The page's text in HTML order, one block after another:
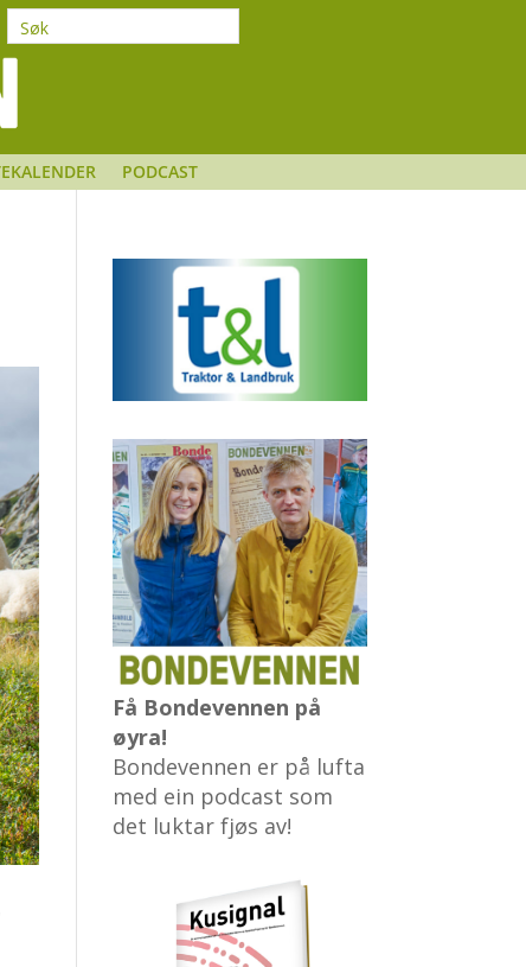
PODCAST
Få Bondevennen på
øyra!
Bondevennen er på lufta
med ein podcast som
det luktar fjøs av!